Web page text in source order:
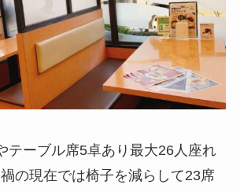
テーブル席5卓あり最大26人座れ
の現在では椅子を減らして23席